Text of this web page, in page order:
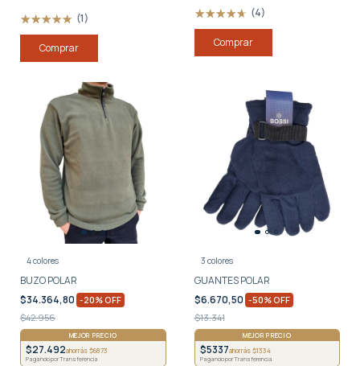
(1)
Comprar
(4)
4 colores
BUZO POLAR
$34.364,80 -20%OFF
$42.956
MEJOR PRECIO
$27.492ahorrás $6873
Pagando por Transferencia
3 colores
GUANTES POLAR
$6.670,50 -50%OFF
$13.341
MEJOR PRECIO
$5337ahorrás $1334
Pagando por Transferencia